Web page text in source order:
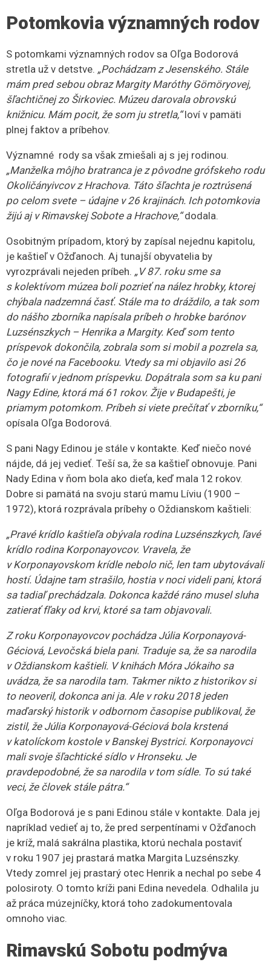
1972), ktorá rozprávala príbehy o Oždianskom kaštieli:
krídlo rodina Korponayovcov. Vravela, že
v Korponayovskom krídle nebolo nič, len tam ubytovávali
hostí. Údajne tam strašilo, hostia v noci videli pani, ktorá
sa tadiaľ prechádzala. Dokonca každé ráno musel sluha
zatierať fľaky od krvi, ktoré sa tam objavovali.
Géciová, Levočská biela pani. Traduje sa, že sa narodila
v Oždianskom kaštieli. V knihách Móra Jókaiho sa
uvádza, že sa narodila tam. Takmer nikto z historikov si
to neoveril, dokonca ani ja. Ale v roku 2018 jeden
maďarský historik v odbornom časopise publikoval, že
zistil, že Júlia Korponayová-Géciová bola krstená
v katolíckom kostole v Banskej Bystrici. Korponayovci
mali svoje šľachtické sídlo v Hronseku. Je
pravdepodobné, že sa narodila v tom sídle. To sú také
veci, že človek stále pátra.“
Oľga Bodorová je s pani Edinou stále v kontakte. Dala jej
napríklad vedieť aj to, že pred serpentínami v Ožďanoch
je kríž, malá sakrálna plastika, ktorú nechala postaviť
v roku 1907 jej prastará matka Margita Luzsénszky.
Vtedy zomrel jej prastarý otec Henrik a nechal po sebe 4
polosiroty. O tomto kríži pani Edina nevedela. Odhalila ju
až práca múzejníčky, ktorá toho zadokumentovala
omnoho viac.
Rimavskú Sobotu podmýva
potok
Na dvore múzea bola stále akási šachta. Pracovníci
múzea vedeli, že je to Cintorínsky potok, ktorý tečie od
dnešnej budovy Gemersko-malohontského osvetového
strediska. Na ulici Gorkého vchádza do jedného veľkého
podzemného koridoru. Tečie poza budovu Okresného
súdu... Pri CVČ Relax prechádza v podzemí v hĺbke
približne 2,5 metra.
„Ten kanál prechádza dvorom múzea a potom ide až ku
Kauflandu. Pri starom gymnáziu na Malohontskej ulici sa
vlieval do pôvodného koryta Rimavy. To bol Cintorínsky
potok, ktorý ešte na začiatku 20. storočia bol na
povrchu. Ale pre časté povodne, ktoré zalievali mesto
cez rieku Rimava a mlynský náhon, mesto nestíhalo vodu
odvádzať. A keď sa rozvodnil aj tento Cintorínsky potok,
ktorý tečie z vŕškov od Vyšnej Pokoradze, tak architekt
mesta Béla Tóth, ktorému som sa aj ja venovala, potok
usmernil do kanála.“
Ako ďalej povedala Oľga Bodorová, Rimavskosoboťania
rozprávali príbehy, že 5-6 ročné deti sa celé leto hrávali
v tom kanáli.„Na Gorkého ulici je v súčasnosti zanesený
asi metrovým nánosom bahna. Je tam mreža, aby bahno
nezanieslo kanál, voda by sa vyliala do priestoru mesta.“
V Rimavskej Sobote bolo jediné miesto, kde bol kanál
odkrytý. Bola to vybetónovaná skruž v múzeu.
„Od roku
2008 som začala intenzívne uvažovať nad tým, aby sme
limitované. Nakoniec sme získali financie z úspory
verejného obstarávania, Banskobystrický samosprávny